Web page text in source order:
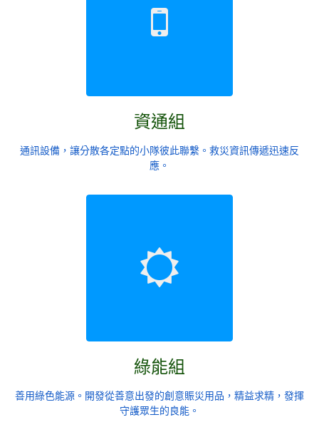
資通組
通訊設備，讓分散各定點的小隊彼此聯繫。救災資訊傳遞迅速反
應。
綠能組
善用綠色能源。開發從善意出發的創意賑災用品，精益求精，發揮
守護眾生的良能。